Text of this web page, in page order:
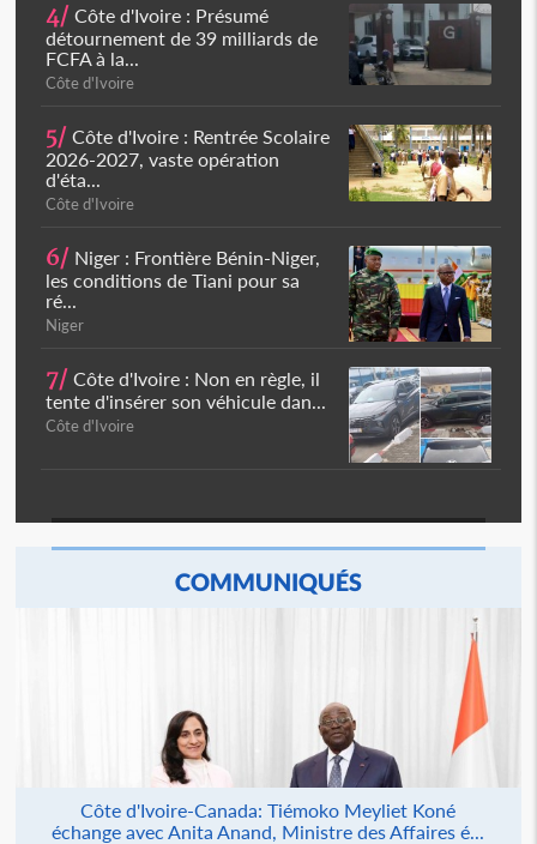
4/ Côte d'Ivoire : Présumé
détournement de 39 milliards de
FCFA à la...
Côte d'Ivoire
5/ Côte d'Ivoire : Rentrée Scolaire
2026-2027, vaste opération
d'éta...
Côte d'Ivoire
6/ Niger : Frontière Bénin-Niger,
les conditions de Tiani pour sa
ré...
Niger
7/ Côte d'Ivoire : Non en règle, il
tente d'insérer son véhicule dan...
Côte d'Ivoire
COMMUNIQUÉS
Côte d'Ivoire-Canada: Tiémoko Meyliet Koné
échange avec Anita Anand, Ministre des Affaires é...